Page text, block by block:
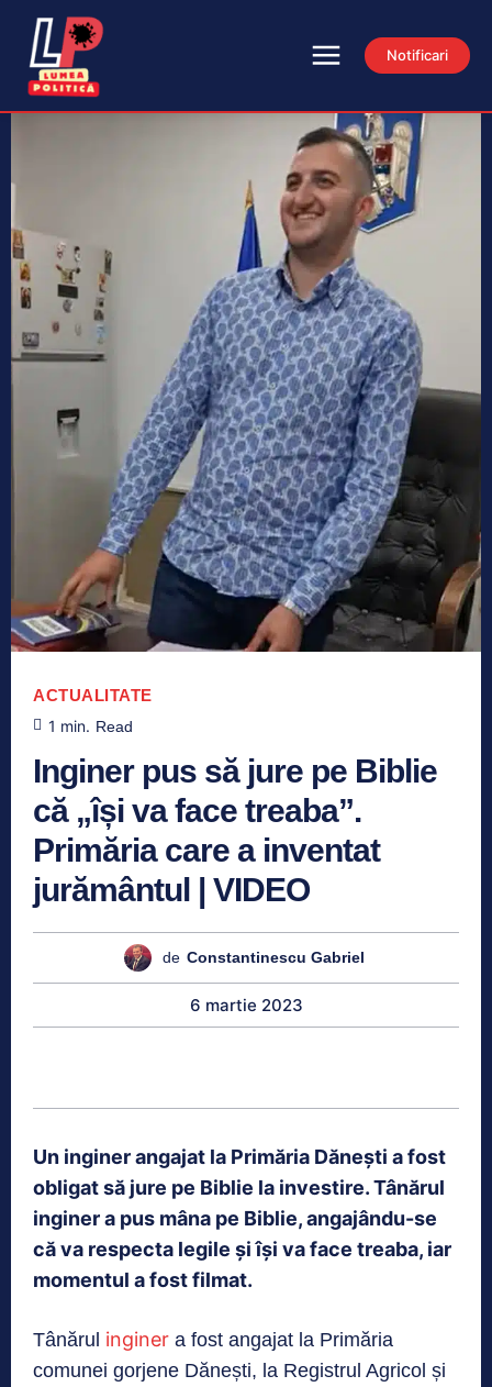
Notificari
ACTUALITATE
1 min. Read
Inginer pus să jure pe Biblie
că „își va face treaba”.
Primăria care a inventat
jurământul | VIDEO
de Constantinescu Gabriel
6 martie 2023
Un inginer angajat la Primăria Dănești a fost
obligat să jure pe Biblie la investire. Tânărul
inginer a pus mâna pe Biblie, angajându-se
că va respecta legile și își va face treaba, iar
momentul a fost filmat.
Tânărul inginer a fost angajat la Primăria
comunei gorjene Dănești, la Registrul Agricol și